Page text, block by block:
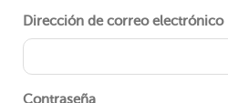
Dirección de correo electrónico
Contraseña